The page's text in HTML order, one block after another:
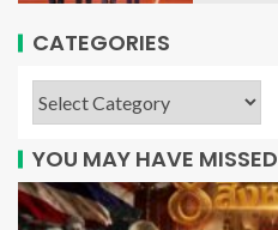
CATEGORIES
YOU MAY HAVE MISSED